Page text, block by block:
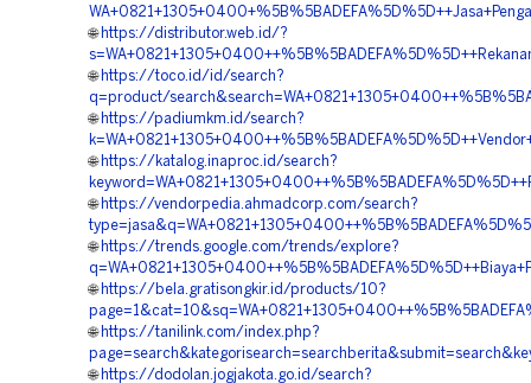
🌐 https://distributor.web.id/?
🌐 https://toco.id/id/search?
q=product/
🌐 https://padiumkm.id/search?
🌐 https://katalog.inaproc.id/search?
🌐 https://vendorpedia.ahmadcorp.com/search?
🌐 https://trends.google.com/trends/explore?
🌐 https://bela.gratisongkir.id/products/10?
🌐 https://tanilink.com/index.php?
🌐 https://dodolan.jogjakota.go.id/search?